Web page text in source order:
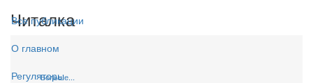
Все публикации
О главном
Регуляторы
Читалка
Больше...